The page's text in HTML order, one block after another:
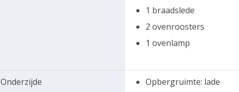
1 braadslede
2 ovenroosters
1 ovenlamp
Onderzijde
Opbergruimte: lade